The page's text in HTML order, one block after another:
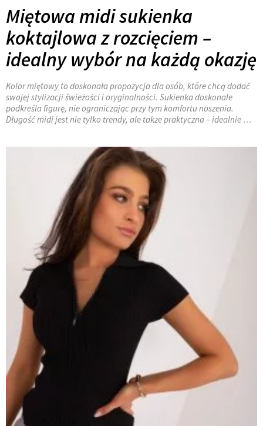
Miętowa midi sukienka
koktajlowa z rozcięciem –
idealny wybór na każdą okazję
Kolor miętowy to doskonała propozycja dla osób, które chcą dodać
swojej stylizacji świeżości i oryginalności. Sukienka doskonale
podkreśla figurę, nie ograniczając przy tym komfortu noszenia.
Długość midi jest nie tylko trendy, ale także praktyczna – idealnie …